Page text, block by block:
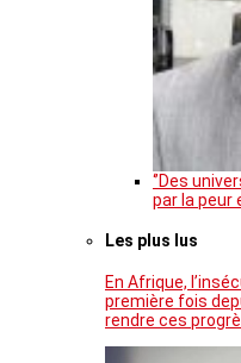
‘’Des
par la peur
Les plus lus
En Afrique,
première fois
rendre ces